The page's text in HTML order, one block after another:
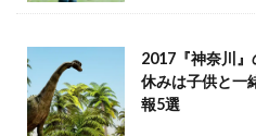
2017『神奈川
休みは子供と一
報5選